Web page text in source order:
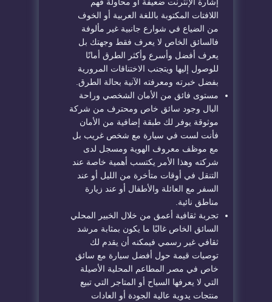
إشارة الإنترنت ضعيفة أو محاولة فهم
اللافتات المكتوبة باللغة العربية أو الخوف
من الضياع في شوارع جانبية غير مألوفة
فالسائق الخاص لا يعرف فقط وجهتك بل
يعرف أفضل وأسرع وأكثر الطرق أمانًا
للوصول إليها ويتجنب الاختناقات المرورية
بفضل خبرته ومعرفته الآنية بحالة الطرق.
مستوى فائق من الأمان الشخصي وراحة
البال وجود سائق خاص ومحترف من شركة
موثوقة يوفر لك طبقة إضافية من الأمان
فأنت لست في سيارة مع شخص غريب بل
مع موظف معروف الهوية ومسجل لدى
شركته وهذا الأمر يكتسب أهمية خاصة عند
التنقل في أوقات متأخرة من الليل أو عند
السفر مع العائلة والأطفال أو عند زيارة
مناطق نائية.
تجربة ثقافية أعمق من خلال الخبير المحلي
السائق الخاص غالبًا ما يكون بمثابة مرشد
ثقافي غير رسمي فيمكنه أن يقدم لك
توصيات قيمة حول أفضل سيارة مع سائق
خاص في مصر المطاعم المحلية الأصيلة
التي لا يعرفها السياح أو المتاجر التي تبيع
منتجات يدوية عالية الجودة أو العادات